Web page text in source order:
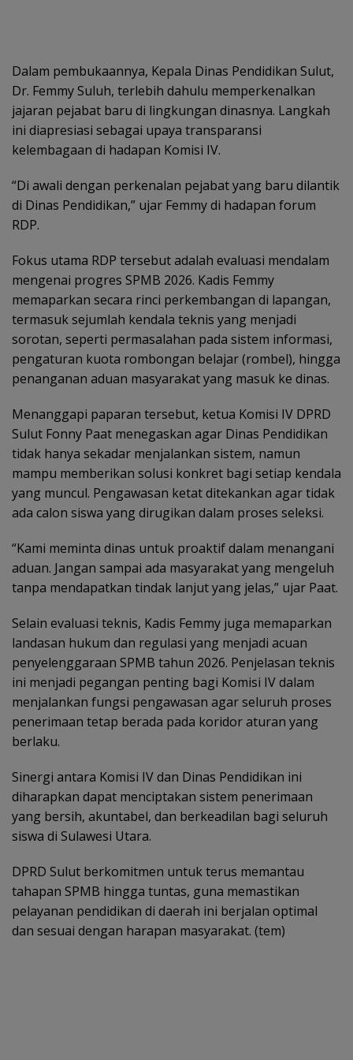
Dalam pembukaannya, Kepala Dinas Pendidikan Sulut,
Dr. Femmy Suluh, terlebih dahulu memperkenalkan
jajaran pejabat baru di lingkungan dinasnya. Langkah
ini diapresiasi sebagai upaya transparansi
kelembagaan di hadapan Komisi IV.
“Di awali dengan perkenalan pejabat yang baru dilantik
di Dinas Pendidikan,” ujar Femmy di hadapan forum
RDP.
Fokus utama RDP tersebut adalah evaluasi mendalam
mengenai progres SPMB 2026. Kadis Femmy
memaparkan secara rinci perkembangan di lapangan,
termasuk sejumlah kendala teknis yang menjadi
sorotan, seperti permasalahan pada sistem informasi,
pengaturan kuota rombongan belajar (rombel), hingga
penanganan aduan masyarakat yang masuk ke dinas.
Menanggapi paparan tersebut, ketua Komisi IV DPRD
Sulut Fonny Paat menegaskan agar Dinas Pendidikan
tidak hanya sekadar menjalankan sistem, namun
mampu memberikan solusi konkret bagi setiap kendala
yang muncul. Pengawasan ketat ditekankan agar tidak
ada calon siswa yang dirugikan dalam proses seleksi.
“Kami meminta dinas untuk proaktif dalam menangani
aduan. Jangan sampai ada masyarakat yang mengeluh
tanpa mendapatkan tindak lanjut yang jelas,” ujar Paat.
Selain evaluasi teknis, Kadis Femmy juga memaparkan
landasan hukum dan regulasi yang menjadi acuan
penyelenggaraan SPMB tahun 2026. Penjelasan teknis
ini menjadi pegangan penting bagi Komisi IV dalam
menjalankan fungsi pengawasan agar seluruh proses
penerimaan tetap berada pada koridor aturan yang
berlaku.
Sinergi antara Komisi IV dan Dinas Pendidikan ini
diharapkan dapat menciptakan sistem penerimaan
yang bersih, akuntabel, dan berkeadilan bagi seluruh
siswa di Sulawesi Utara.
DPRD Sulut berkomitmen untuk terus memantau
tahapan SPMB hingga tuntas, guna memastikan
pelayanan pendidikan di daerah ini berjalan optimal
dan sesuai dengan harapan masyarakat. (tem)